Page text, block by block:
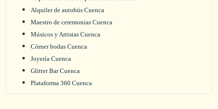
Alquiler de autobús Cuenca
Maestro de ceremonias Cuenca
Músicos y Artistas Cuenca
Córner bodas Cuenca
Joyería Cuenca
Glitter Bar Cuenca
Plataforma 360 Cuenca